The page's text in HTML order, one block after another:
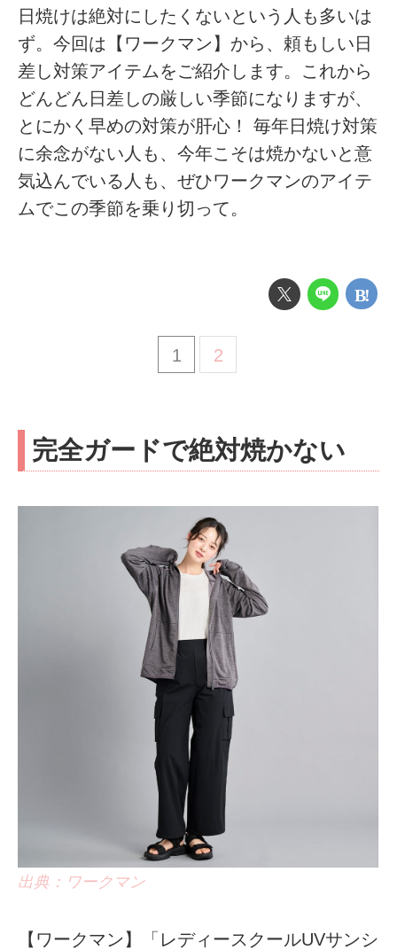
日焼けは絶対にしたくないという人も多いは
ず。今回は【ワークマン】から、頼もしい日
差し対策アイテムをご紹介します。これから
どんどん日差しの厳しい季節になりますが、
とにかく早めの対策が肝心！ 毎年日焼け対策
に余念がない人も、今年こそは焼かないと意
気込んでいる人も、ぜひワークマンのアイテ
ムでこの季節を乗り切って。
1 2
完全ガードで絶対焼かない
出典：ワークマン
【ワークマン】「レディースクールUVサンシ